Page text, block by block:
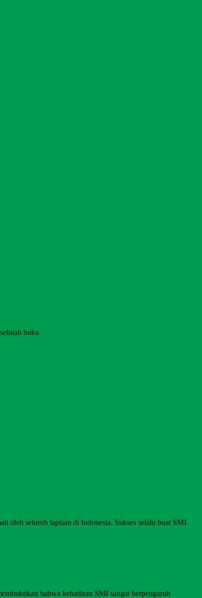
buku
oleh seluruh lapisan di Indonesia. Sukses selalu buat SMI
bahwa kehadiran SMI sangat berpengaruh